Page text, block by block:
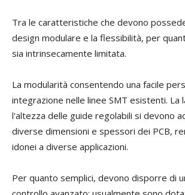
Tra le caratteristiche che devono
design modulare e la flessibilità, per
sia intrinsecamente limitata.
La modularità consentendo una facile
integrazione nelle linee SMT esistenti. La
l'altezza delle guide regolabili si devono
diverse dimensioni e spessori dei PCB,
idonei a diverse applicazioni.
Per quanto semplici, devono disporre di